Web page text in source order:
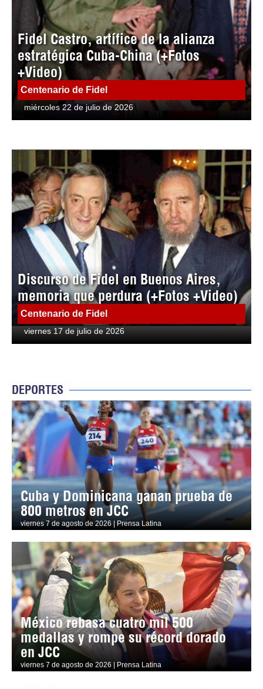
Fidel Castro, artífice de la alianza
estratégica Cuba-China (+Fotos
+Video)
Centenario de Fidel
miércoles 22 de julio de 2026
Discurso de Fidel en Buenos Aires,
memoria que perdura (+Fotos +Video)
Centenario de Fidel
viernes 17 de julio de 2026
DEPORTES
Cuba y Dominicana ganan prueba de
800 metros en JCC
viernes 7 de agosto de 2026 | Prensa Latina
México rebasa cuatro mil 500
medallas y rompe su récord dorado
en JCC
viernes 7 de agosto de 2026 | Prensa Latina